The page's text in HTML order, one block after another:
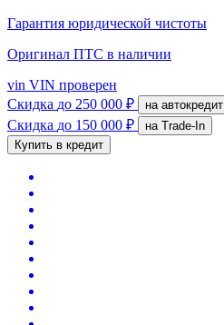
Гарантия юридической чистоты
Оригинал ПТС в наличии
vin VIN проверен
Скидка до 250 000 ₽ на автокредит
Скидка до 150 000 ₽
на Trade-In
Купить в кредит